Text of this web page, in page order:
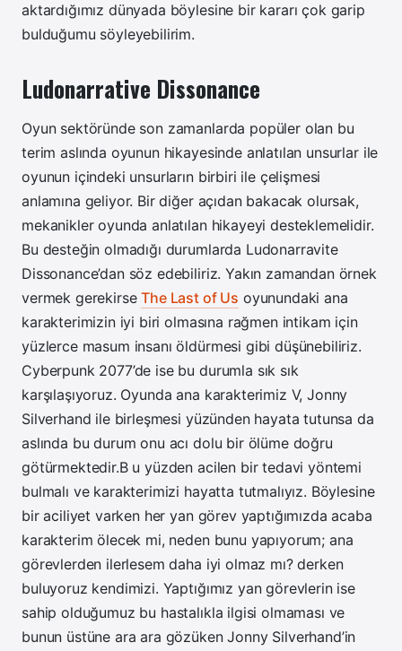
aktardığımız dünyada böylesine bir kararı çok garip
bulduğumu söyleyebilirim.
Ludonarrative Dissonance
Oyun sektöründe son zamanlarda popüler olan bu
terim aslında oyunun hikayesinde anlatılan unsurlar ile
oyunun içindeki unsurların birbiri ile çelişmesi
anlamına geliyor. Bir diğer açıdan bakacak olursak,
mekanikler oyunda anlatılan hikayeyi desteklemelidir.
Bu desteğin olmadığı durumlarda Ludonarravite
Dissonance’dan söz edebiliriz. Yakın zamandan örnek
vermek gerekirseThe Last of Us oyunundaki ana
karakterimizin iyi biri olmasına rağmen intikam için
yüzlerce masum insanı öldürmesi gibi düşünebiliriz.
Cyberpunk 2077’de ise bu durumla sık sık
karşılaşıyoruz. Oyunda ana karakterimiz V, Jonny
Silverhand ile birleşmesi yüzünden hayata tutunsa da
aslında bu durum onu acı dolu bir ölüme doğru
götürmektedir.B u yüzden acilen bir tedavi yöntemi
bulmalı ve karakterimizi hayatta tutmalıyız. Böylesine
bir aciliyet varken her yan görev yaptığımızda acaba
karakterim ölecek mi, neden bunu yapıyorum; ana
görevlerden ilerlesem daha iyi olmaz mı? derken
buluyoruz kendimizi. Yaptığımız yan görevlerin ise
sahip olduğumuz bu hastalıkla ilgisi olmaması ve
bunun üstüne ara ara gözüken Jonny Silverhand’in